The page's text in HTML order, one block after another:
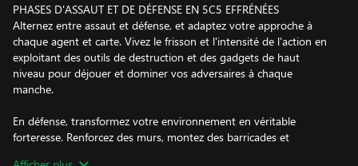
PHASES D'ASSAUT ET DE DÉFENSE EN 5C5 EFFRÉNÉES
Alternez entre assaut et défense, et adaptez votre approche à
chaque agent et carte. Vivez le frisson et l'intensité de l'action en
exploitant des outils de destruction et des gadgets de haut
niveau pour déjouer et dominer vos adversaires à chaque
manche.
En défense, transformez votre environnement en véritable
forteresse. Renforcez des murs, montez des barricades et